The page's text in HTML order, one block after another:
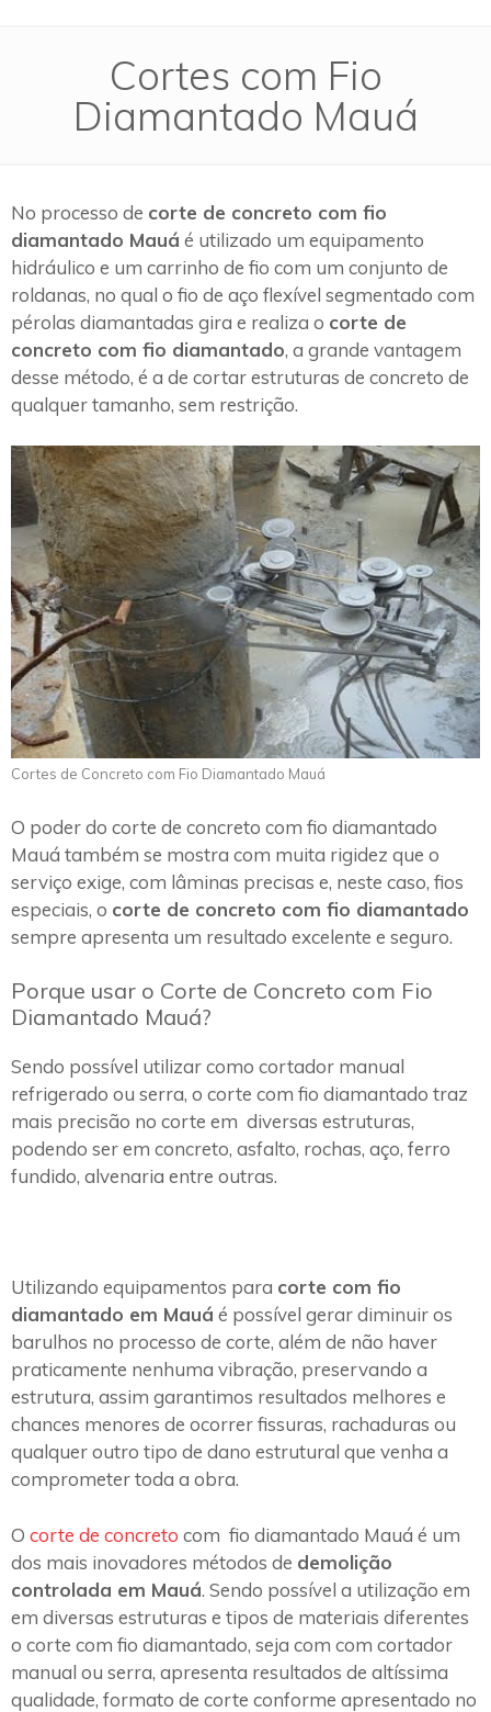
Cortes com Fio
Diamantado Mauá
No processo de corte de concreto com fio
diamantado Mauá é utilizado um equipamento
hidráulico e um carrinho de fio com um conjunto de
roldanas, no qual o fio de aço flexível segmentado com
pérolas diamantadas gira e realiza o corte de
concreto com fio diamantado, a grande vantagem
desse método, é a de cortar estruturas de concreto de
qualquer tamanho, sem restrição.
Cortes de Concreto com Fio Diamantado Mauá
O poder do corte de concreto com fio diamantado
Mauá também se mostra com muita rigidez que o
serviço exige, com lâminas precisas e, neste caso, fios
especiais, o corte de concreto com fio diamantado
sempre apresenta um resultado excelente e seguro.
Porque usar o Corte de Concreto com Fio
Diamantado Mauá?
Sendo possível utilizar como cortador manual
refrigerado ou serra, o corte com fio diamantado traz
mais precisão no corte em diversas estruturas,
podendo ser em concreto, asfalto, rochas, aço, ferro
fundido, alvenaria entre outras.
Utilizando equipamentos para corte com fio
diamantado em Mauá é possível gerar diminuir os
barulhos no processo de corte, além de não haver
praticamente nenhuma vibração, preservando a
estrutura, assim garantimos resultados melhores e
chances menores de ocorrer fissuras, rachaduras ou
qualquer outro tipo de dano estrutural que venha a
comprometer toda a obra.
O corte de concreto com fio diamantado Mauá é um
dos mais inovadores métodos de demolição
controlada em Mauá. Sendo possível a utilização em
em diversas estruturas e tipos de materiais diferentes
o corte com fio diamantado, seja com com cortador
manual ou serra, apresenta resultados de altíssima
qualidade, formato de corte conforme apresentado no